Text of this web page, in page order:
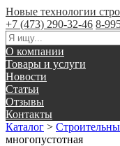
Новые технологии
+7 (473) 290-32-46 8-
О компании
Товары и услуги
Новости
Статьи
Отзывы
Контакты
Каталог >
многопустотная